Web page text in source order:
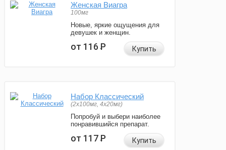
Женская Виагра
100мг
Новые, яркие ощущения для
девушек и женщин.
от 116Р Купить
Набор Классический
(2x100мг, 4x20мг)
Попробуй и выбери наиболее
понравившийся препарат.
от 117Р Купить